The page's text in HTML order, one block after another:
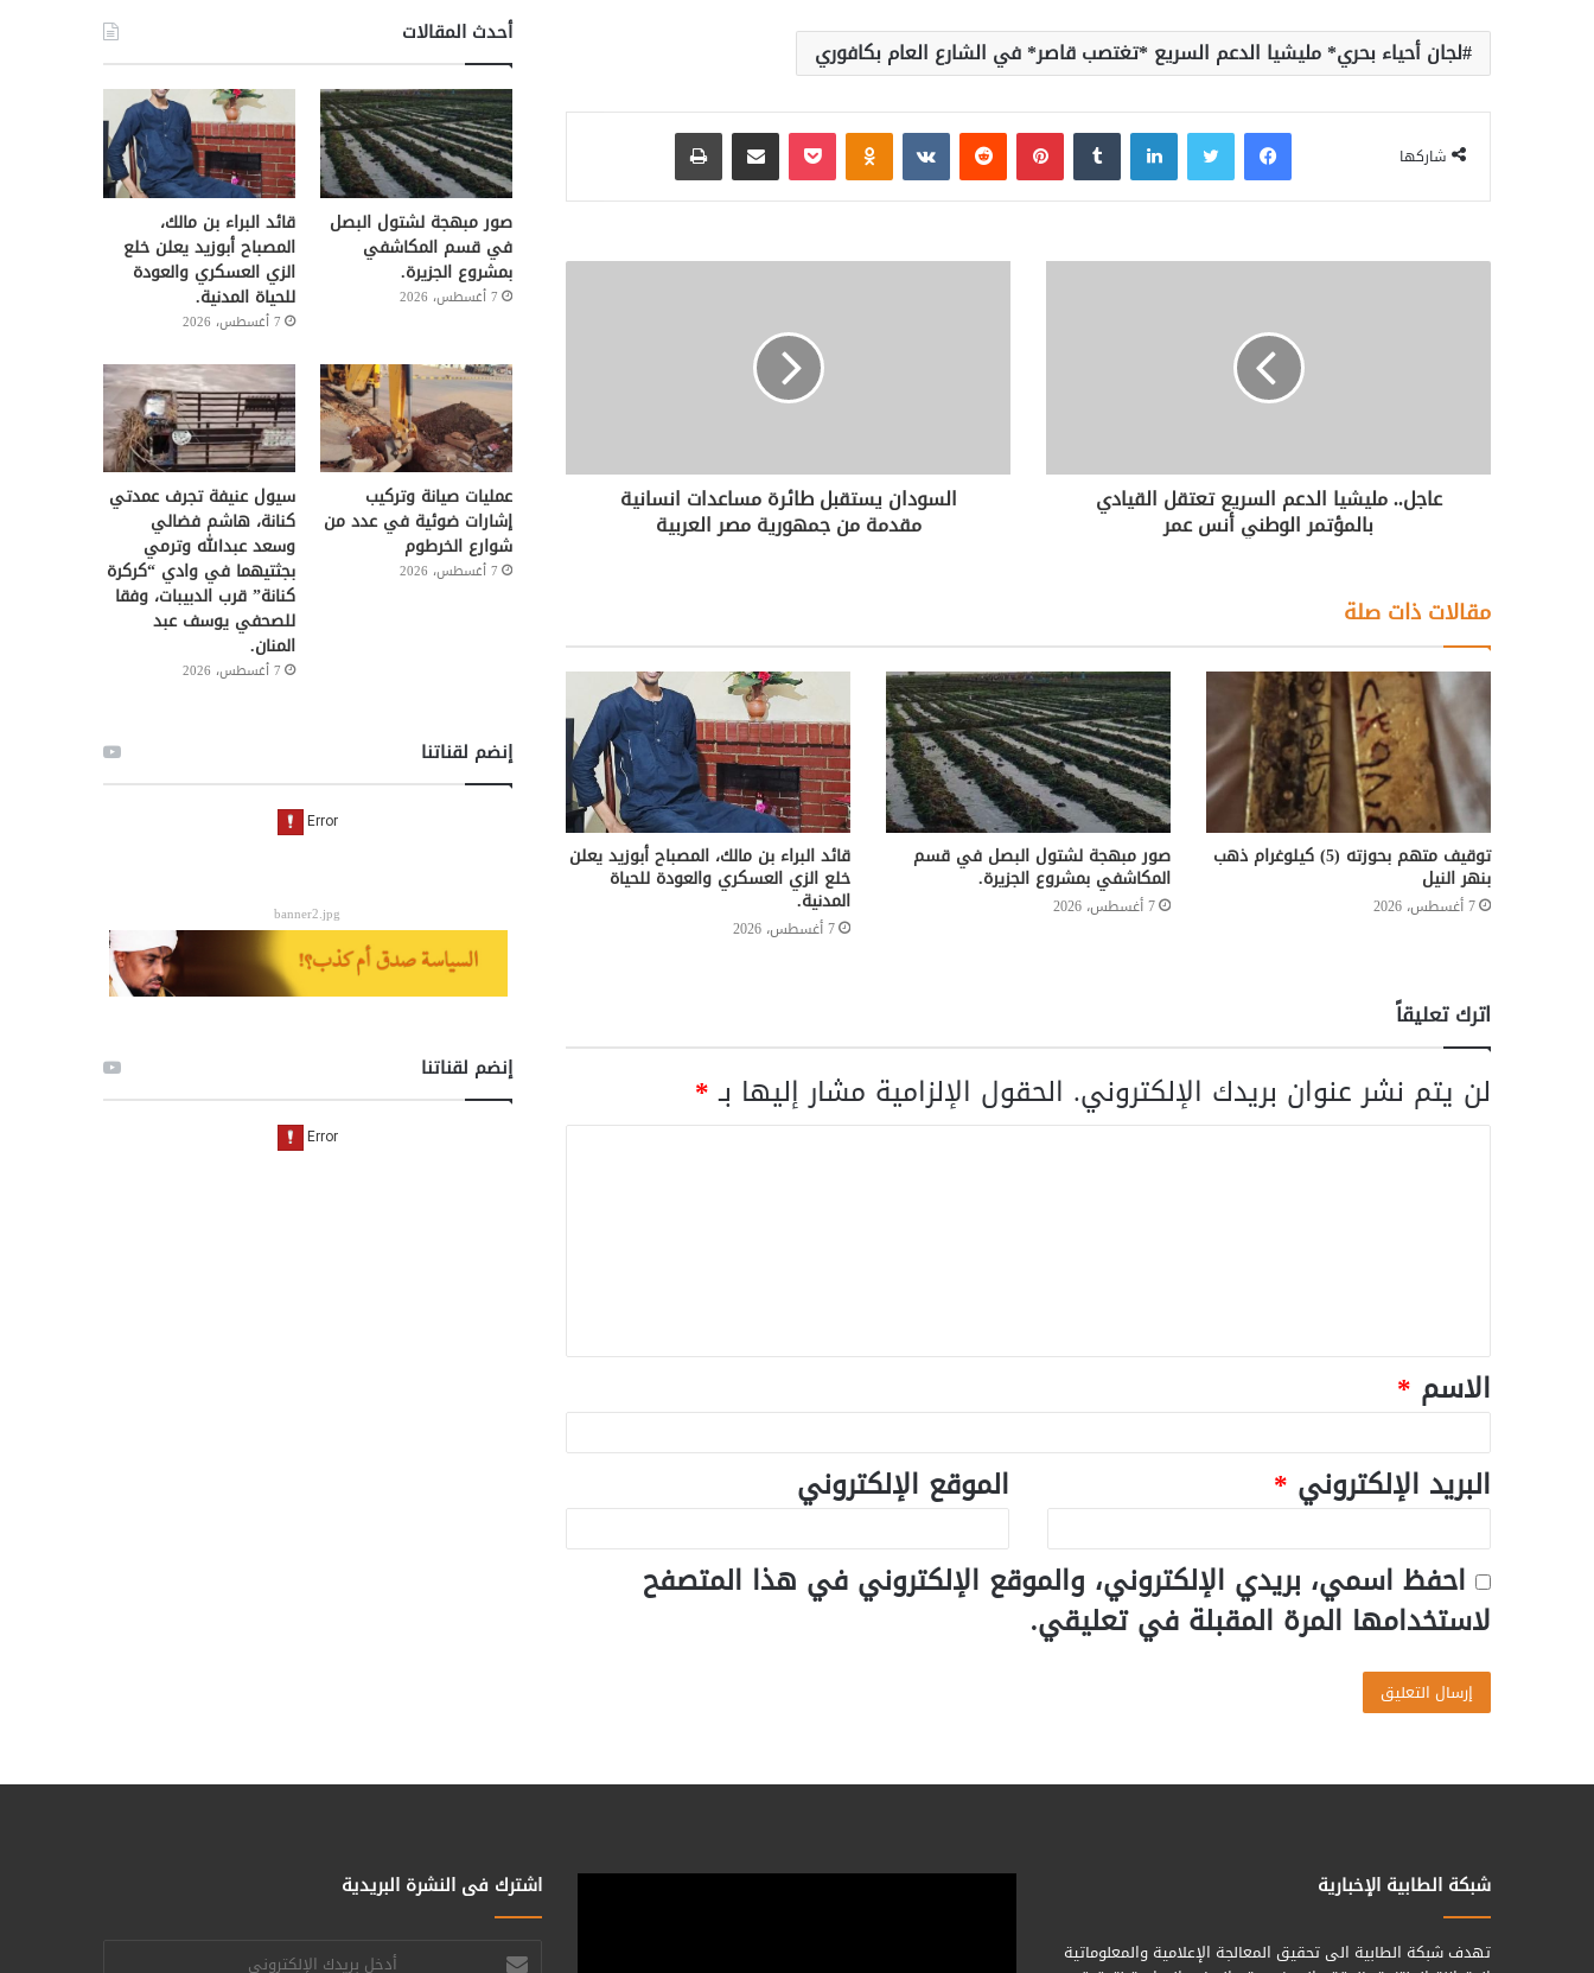
لجان أحياء بحري* مليشيا الدعم السريع *تغتصب قاصر* في الشارع العام بكافوري
شاركها
فيسبوك لينكدإن بينتيريست بوكيت
عاجل.. مليشيا الدعم السريع تعتقل القيادي
بالمؤتمر الوطني أنس عمر
السودان يستقبل طائرة مساعدات انسانية
مقدمة من جمهورية مصر العربية
مقالات ذات صلة
توقيف متهم بحوزته (5) كيلوغرام ذهب
بنهر النيل
7 أغسطس، 2026
صور مبهجة لشتول البصل في قسم
المكاشفي بمشروع الجزيرة.
7 أغسطس، 2026
قائد البراء بن مالك، المصباح أبوزيد يعلن
خلع الزي العسكري والعودة للحياة
المدنية.
7 أغسطس، 2026
اترك تعليقاً
لن يتم نشر عنوان بريدك الإلكتروني. الحقول الإلزامية مشار إليها بـ*
الاسم *
البريد الإلكتروني *
الموقع الإلكتروني
احفظ اسمي، بريدي الإلكتروني، والموقع الإلكتروني في هذا المتصفح
لاستخدامها المرة المقبلة في تعليقي.
أحدث المقالات
صور مبهجة لشتول البصل
في قسم المكاشفي
بمشروع الجزيرة.
7 أغسطس، 2026
قائد البراء بن مالك،
المصباح أبوزيد يعلن خلع
الزي العسكري والعودة
للحياة المدنية.
7 أغسطس، 2026
عمليات صيانة وتركيب
إشارات ضوئية في عدد من
شوارع الخرطوم
7 أغسطس، 2026
سيول عنيفة تجرف عمدتي
كنانة، هاشم فضالي
وسعد عبدالله وترمي
بجثتيهما في وادي “كركرة
كنانة” قرب الدبيبات، وفقا
للصحفي يوسف عبد
المنان.
7 أغسطس، 2026
إنضم لقناتنا
banner2.jpg
إنضم لقناتنا
شبكة الطابية الإخبارية
تهدف شبكة الطابية الى تحقيق المعالجة الإعلامية والمعلوماتية
اشترك فى النشرة البريدية
أدخل